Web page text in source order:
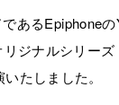
あるEpiphoneの
リジナルシリー
たしました。